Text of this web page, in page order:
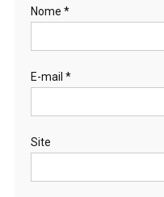
Nome *
E-mail *
Site